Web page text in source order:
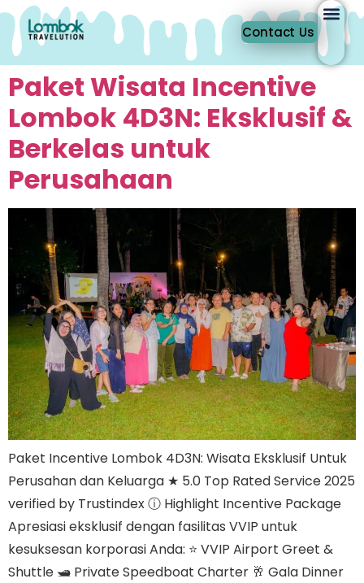
Contact Us
Paket Wisata Incentive
Lombok 4D3N: Eksklusif &
Berkelas untuk
Perusahaan
Paket Incentive Lombok 4D3N: Wisata Eksklusif Untuk
Perusahan dan Keluarga ★ 5.0 Top Rated Service 2025
verified by Trustindex ⓘ Highlight Incentive Package
Apresiasi eksklusif dengan fasilitas VVIP untuk
kesuksesan korporasi Anda: ⭐ VVIP Airport Greet &
Shuttle 🛥️ Private Speedboat Charter 🥂 Gala Dinner